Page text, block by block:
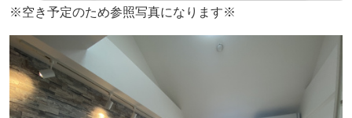
※空き予定のため参照写真になります※